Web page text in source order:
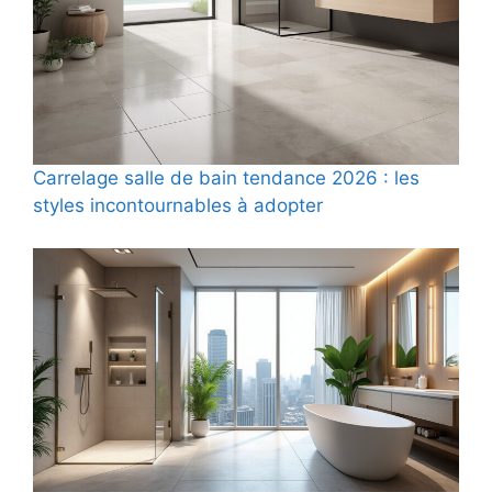
Carrelage salle de bain tendance 2026 : les
styles incontournables à adopter